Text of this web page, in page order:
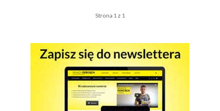
Strona 1 z 1